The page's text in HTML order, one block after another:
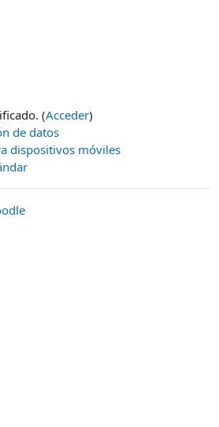
(Acceder)
de datos
dispositivos móviles